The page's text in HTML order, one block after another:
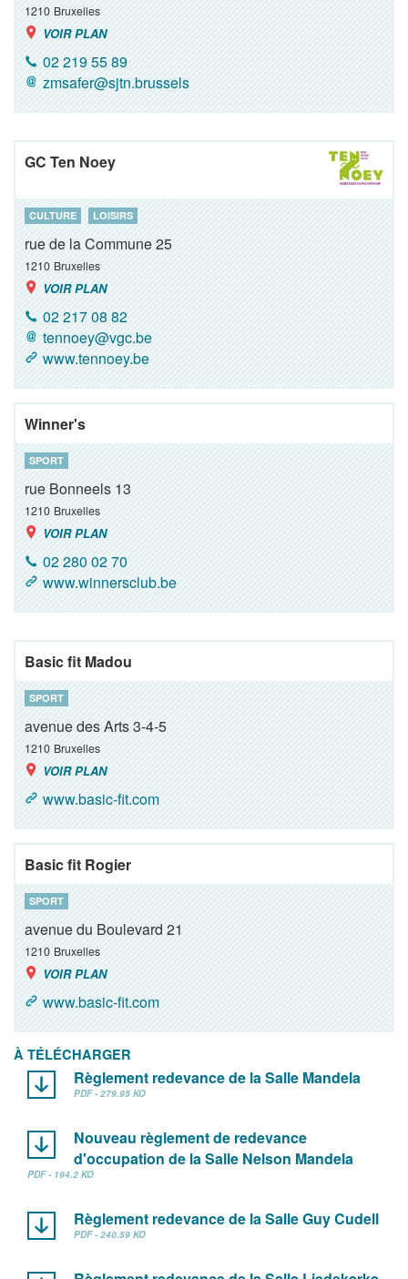
1210 Bruxelles
VOIR PLAN
02 219 55 89
zmsafer@sjtn.brussels
GC Ten Noey
CULTURE LOISIRS
rue de la Commune 25
1210 Bruxelles
VOIR PLAN
02 217 08 82
tennoey@vgc.be
www.tennoey.be
Winner's
SPORT
rue Bonneels 13
1210 Bruxelles
VOIR PLAN
02 280 02 70
www.winnersclub.be
Basic fit Madou
SPORT
avenue des Arts 3-4-5
1210 Bruxelles
VOIR PLAN
www.basic-fit.com
Basic fit Rogier
SPORT
avenue du Boulevard 21
1210 Bruxelles
VOIR PLAN
www.basic-fit.com
À TÉLÉCHARGER
Règlement redevance de la Salle Mandela
PDF - 279.95 KO
Nouveau règlement de redevance
d'occupation de la Salle Nelson Mandela
PDF - 194.2 KO
Règlement redevance de la Salle Guy Cudell
PDF - 240.59 KO